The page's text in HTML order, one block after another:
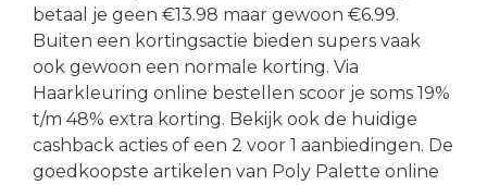
betaal je geen €13.98 maar gewoon €6.99.
Buiten een kortingsactie bieden supers vaak
ook gewoon een normale korting. Via
Haarkleuring online bestellen scoor je soms 19%
t/m 48% extra korting. Bekijk ook de huidige
cashback acties of een 2 voor 1 aanbiedingen. De
goedkoopste artikelen van Poly Palette online